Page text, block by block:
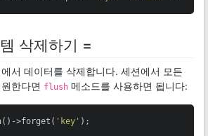
삭제하기 =
서 데이터를 삭제합니다. 세션에서 모든
한다면 flush 메소드를 사용하면 됩니다:
>forget( 'key' );